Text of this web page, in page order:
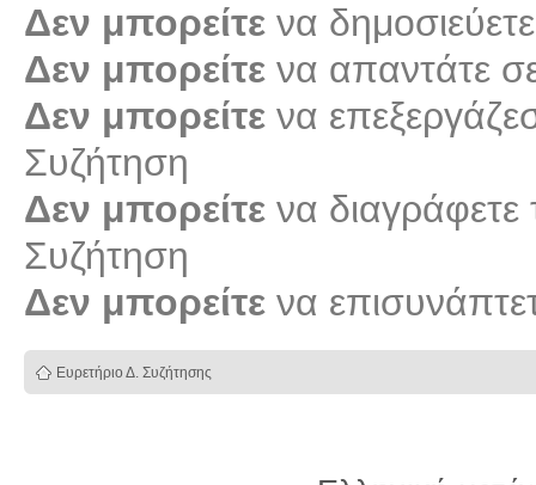
Δεν μπορείτε να
Δεν μπορείτε να απαντάτε
Δεν μπορείτε να
Συζήτηση
Δεν μπορείτε να διαγράφετε
Συζήτηση
Δεν μπορείτε να
Ευρετήριο Δ. Συζήτησης